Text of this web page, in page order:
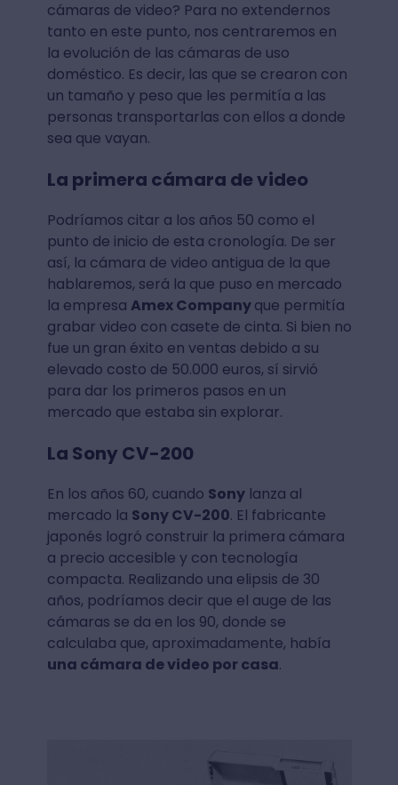
cámaras de video? Para no extendernos
tanto en este punto, nos centraremos en
la evolución de las cámaras de uso
doméstico. Es decir, las que se crearon con
un tamaño y peso que les permitía a las
personas transportarlas con ellos a donde
sea que vayan.
La primera cámara de video
Podríamos citar a los años 50 como el
punto de inicio de esta cronología. De ser
así, la cámara de video antigua de la que
hablaremos, será la que puso en mercado
la empresa Amex Companyque permitía
grabar video con casete de cinta. Si bien no
fue un gran éxito en ventas debido a su
elevado costo de 50.000 euros, sí sirvió
para dar los primeros pasos en un
mercado que estaba sin explorar.
La Sony CV-200
En los años 60, cuando Sonylanza al
mercado la Sony CV-200. El fabricante
japonés logró construir la primera cámara
a precio accesible y con tecnología
compacta. Realizando una elipsis de 30
años, podríamos decir que el auge de las
cámaras se da en los 90, donde se
calculaba que, aproximadamente, había
una cámara de video por casa.